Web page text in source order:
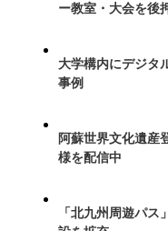
ー教室・大会を後
大学構内にデジタ
事例
阿蘇世界文化遺
様を配信中
「北九州周遊パ